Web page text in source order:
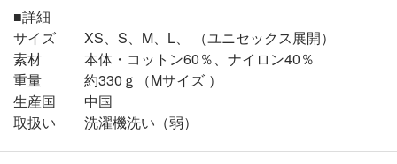
■詳細
サイズ XS、S、M、L、 （ユニセックス展開）
素材 本体・コットン60％、ナイロン40％
重量 約330ｇ（Mサイズ ）
生産国 中国
取扱い 洗濯機洗い（弱）